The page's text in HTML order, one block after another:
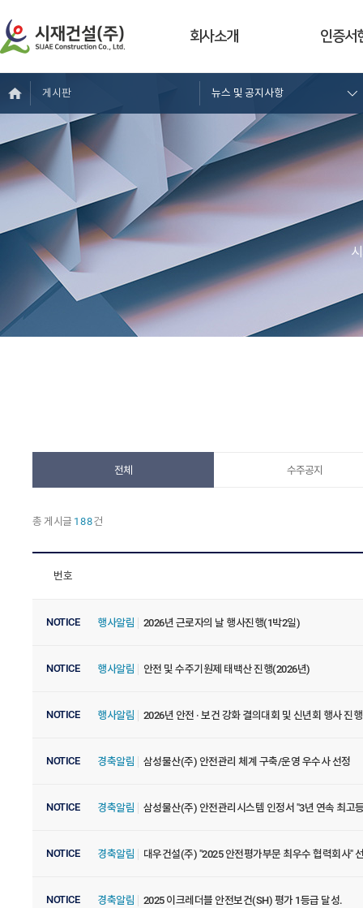
회사소개 인증서
게시판 뉴스 및 공지사항
전체 수주공지
총 게시글 188건
번호
NOTICE 행사알림 2026년 근로자의 날 행사진행(1박2일)
NOTICE 행사알림 안전 및 수주기원제 태백산 진행(2026년)
NOTICE 행사알림 2026년 안전 · 보건 강화 결의대회 및 신년회 행사 진행
NOTICE 경축알림 삼성물산(주) 안전관리 체계 구축/운영 우수사 선정
NOTICE 경축알림 삼성물산(주) 안전관리시스템 인정서 "3년 연속 최고
NOTICE 경축알림 대우건설(주) "2025 안전평가부문 최우수 협력회사"
NOTICE 경축알림 2025 이크레더블 안전보건(SH) 평가 1등급 달성.